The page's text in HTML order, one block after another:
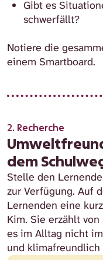
Gibt es
schwerfällt?
Notiere die
einem Smartboard.
2. Recherche
dem
Stelle den
zur Verfügung. Auf
Lernenden eine
Kim. Sie erzählt
es im Alltag nicht
und klimafreundlich